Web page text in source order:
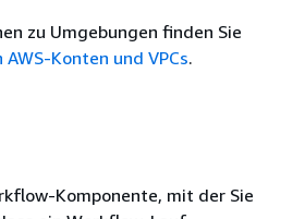
zu Umgebungen finden Sie
Konten und VPCs.
Komponente, mit der Sie